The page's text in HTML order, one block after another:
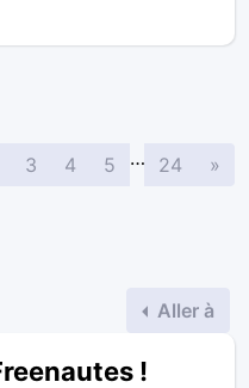
3 4 5 … 24 »
Aller à
!